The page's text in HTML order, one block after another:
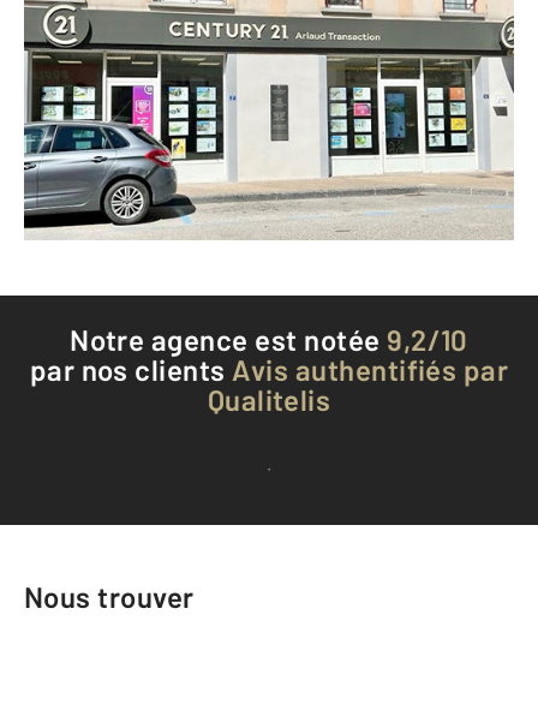
CENTURY 21 Arlaud Transaction
22 rue Gambetta
LES ABRETS - 38490
Envoyer un message
Téléphoner à l'agence
Notre agence est notée 9,2/10
par nos clients Avis authentifiés par
Qualitelis
Voir tous les avis clients
Nous trouver